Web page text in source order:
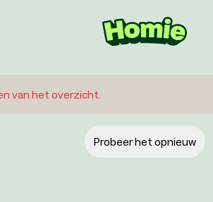
van het overzicht.
Probeer het opnieuw